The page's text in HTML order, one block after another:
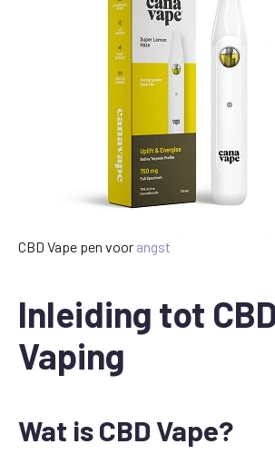
CBD Vape pen voor angst
Inleiding tot CBD
Vaping
Wat is CBD Vape?